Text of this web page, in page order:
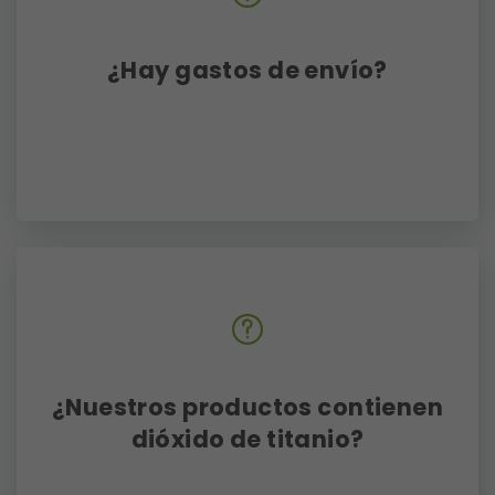
¿Hay gastos de envío?
¿Nuestros productos contienen
dióxido de titanio?